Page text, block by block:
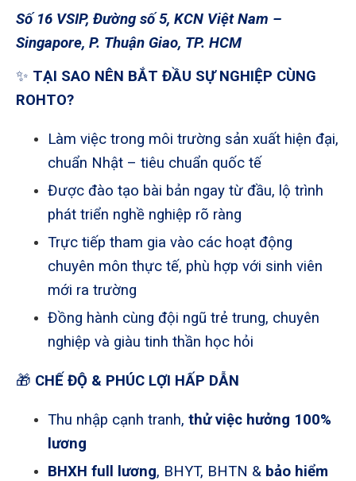
Số 16 VSIP, Đường số 5, KCN Việt Nam –
Singapore, P. Thuận Giao, TP. HCM
✨ TẠI SAO NÊN BẮT ĐẦU SỰ NGHIỆP CÙNG
ROHTO?
Làm việc trong môi trường sản xuất hiện đại,
chuẩn Nhật – tiêu chuẩn quốc tế
Được đào tạo bài bản ngay từ đầu, lộ trình
phát triển nghề nghiệp rõ ràng
Trực tiếp tham gia vào các hoạt động
chuyên môn thực tế, phù hợp với sinh viên
mới ra trường
Đồng hành cùng đội ngũ trẻ trung, chuyên
nghiệp và giàu tinh thần học hỏi
🎁 CHẾ ĐỘ & PHÚC LỢI HẤP DẪN
Thu nhập cạnh tranh, thử việc hưởng 100%
lương
BHXH full lương, BHYT, BHTN & bảo hiểm